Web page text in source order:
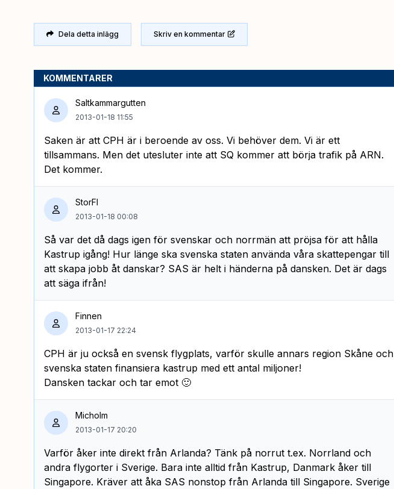
Dela detta inlägg Skriv en kommentar
KOMMENTARER
Saltkammargutten
2013-01-18 11:55
Saken är att CPH är i beroende av oss. Vi behöver dem. Vi är ett
tillsammans. Men det utesluter inte att SQ kommer att börja trafik på ARN.
Det kommer.
StorFl
2013-01-18 00:08
Så var det då dags igen för svenskar och norrmän att pröjsa för att hålla
Kastrup igång! Hur länge ska svenska staten använda våra skattepengar till
att skapa jobb åt danskar? SAS är helt i händerna på dansken. Det är dags
att säga ifrån!
Finnen
2013-01-17 22:24
CPH är ju också en svensk flygplats, varför skulle annars region Skåne och
svenska staten finansiera kastrup med ett antal miljoner!
Dansken tackar och tar emot 🙂
Micholm
2013-01-17 20:20
Varför åker inte direkt från Arlanda? Tänk på norrut t.ex. Norrland och
andra flygorter i Sverige. Bara inte alltid från Kastrup, Danmark åker till
Singapore. Kräver att åka SAS nonstop från Arlanda till Singapore. Sverige